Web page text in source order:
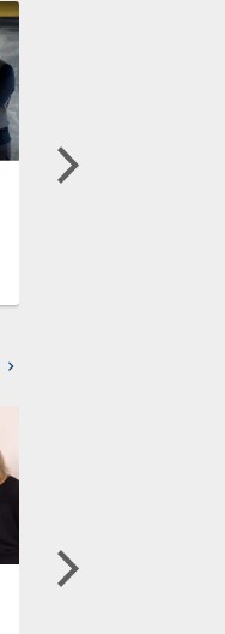
SI, sono una donna e
La PA in azione –